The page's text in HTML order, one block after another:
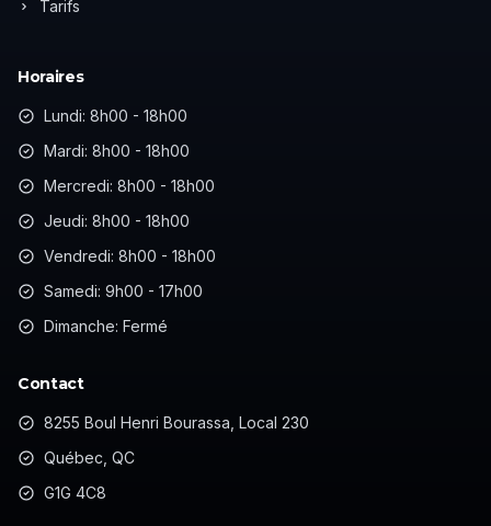
Tarifs
Horaires
Lundi: 8h00 - 18h00
Mardi: 8h00 - 18h00
Mercredi: 8h00 - 18h00
Jeudi: 8h00 - 18h00
Vendredi: 8h00 - 18h00
Samedi: 9h00 - 17h00
Dimanche: Fermé
Contact
8255 Boul Henri Bourassa, Local 230
Québec, QC
G1G 4C8